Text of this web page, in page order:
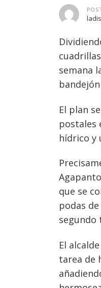
semana
El plan
postales
hídrico y
que se
podas
segundo
El
tarea de
Navegación